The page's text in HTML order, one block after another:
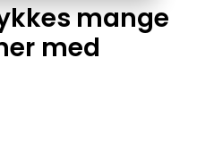
mange
med